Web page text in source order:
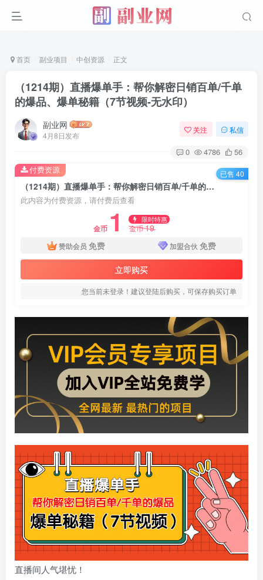
首页 副业项目 中创资源 正文
（1214期）直播爆单手：帮你解密日销百单/千单
的爆品、爆单秘籍（7节视频-无水印）
副业网
4月8日发布
关注 私信
0 4786 56
（1214期）直播爆单手：帮你解密日销百单/千单的爆品、爆单秘籍（7节视频-无水印）
此内容为付费资源，请付费后查看
金币 1 限时特惠
金币19
赞助会员 免费 加盟合伙 免费
立即购买
您当前未登录！建议登陆后购买，可保存购买订单
付费资源 已售 40
直播间人气堪忧！